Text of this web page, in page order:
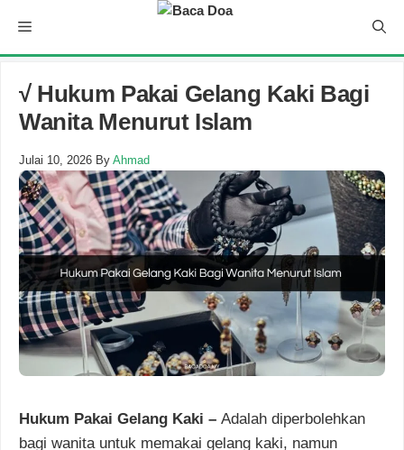
content
Menu
√ Hukum Pakai Gelang Kaki Bagi
Wanita Menurut Islam
Julai 10, 2026 By Ahmad
Hukum Pakai Gelang Kaki – Adalah diperbolehkan
bagi wanita untuk memakai gelang kaki, namun